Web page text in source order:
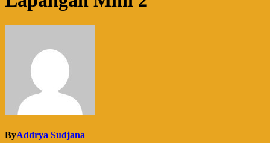
ByAddrya Sudjana